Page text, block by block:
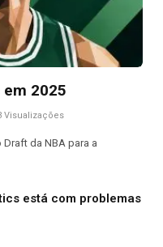
2025
Visualizações
da NBA para a
está com problemas